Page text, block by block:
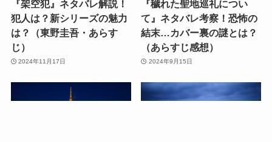
パネルや作品解説、関連本もあり。カフェ併設で
ステキな空間でした！
漫画きっかけでの文豪聖